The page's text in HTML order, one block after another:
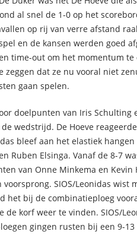
al snel de 1-0 op het
op rij van verre afstand
en de kansen werden goed
time-out om het momentum te
zeggen dat ze nu vooral niet
gaan spelen.
doelpunten van Iris Schulting
wedstrijd. De Hoeve
bleef aan het elastiek
Ruben Elsinga. Vanaf de 8-7
van Onne Minkema en
SIOS/Leonidas wist
het bij de combinatieploeg
de korf weer te vinden. SIOS/
gingen rusten bij een 9-13